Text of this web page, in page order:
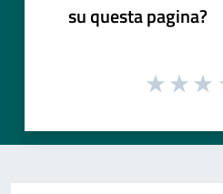
su questa pagina?